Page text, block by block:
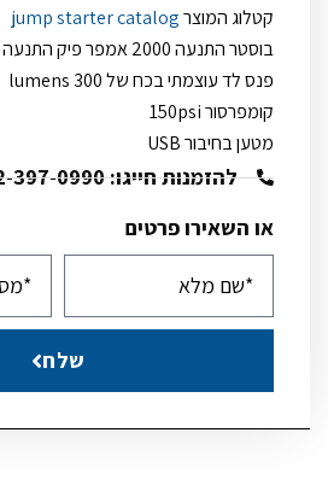
קטלוג המוצרjump starter catalog
בוסטר התנעה 2000 אמפר פיק התנעה
פנס לד עוצמתי בכח של 300 lumens
קומפרסור 150psi
מטען בחיבור USB
להזמנות חייגו: 072-397-0990
או השאירו פרטים
שלח